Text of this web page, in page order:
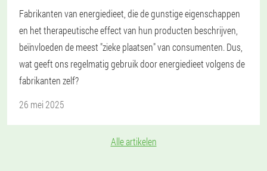
Fabrikanten van energiedieet, die de gunstige eigenschappen
en het therapeutische effect van hun producten beschrijven,
beïnvloeden de meest "zieke plaatsen" van consumenten. Dus,
wat geeft ons regelmatig gebruik door energiedieet volgens de
fabrikanten zelf?
26 mei 2025
Alle artikelen